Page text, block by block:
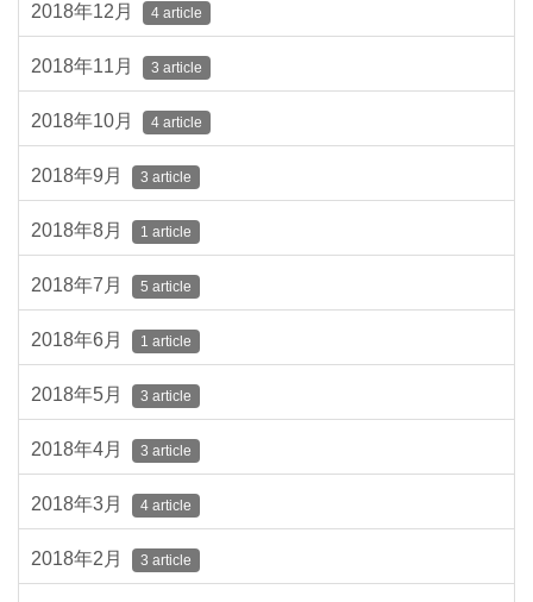
2018年12月 4 article
2018年11月 3 article
2018年10月 4 article
2018年9月 3 article
2018年8月 1 article
2018年7月 5 article
2018年6月 1 article
2018年5月 3 article
2018年4月 3 article
2018年3月 4 article
2018年2月 3 article